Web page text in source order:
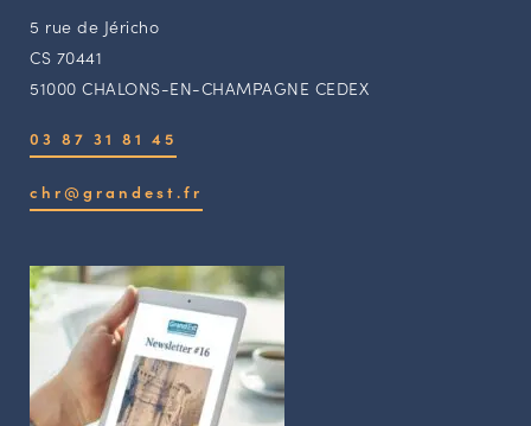
5 rue de Jéricho
CS 70441
51000 CHALONS-EN-CHAMPAGNE CEDEX
03 87 31 81 45
chr@grandest.fr